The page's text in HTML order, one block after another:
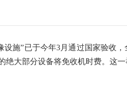
施”已于今年3月通过国家验收
绝大部分设备将免收机时费。这